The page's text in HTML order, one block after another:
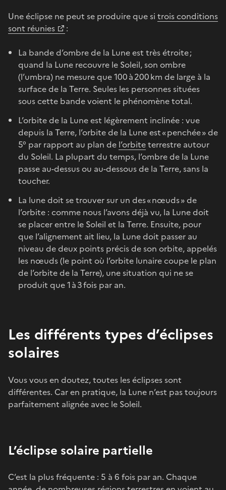
Une éclipse ne peut se produire que si trois conditions
sont réunies
:
La bande d’ombre de la Lune est très étroite ;
quand la Lune recouvre le Soleil, son ombre
(l’umbra) ne mesure que 100 à 200 km de large à la
surface de la Terre. Seules les personnes situées
sous cette bande voient le phénomène total.
L’orbite de la Lune est légèrement inclinée : vue
depuis la Terre, l’orbite de la Lune est « penchée » de
5° par rapport au plan de l’orbiteterrestre autour
du Soleil. La plupart du temps, l’ombre de la Lune
passe au-dessus ou au-dessous de la Terre, sans la
toucher.
La lune doit se trouver sur un des « nœuds » de
l’orbite : comme nous l’avons déjà vu, la Lune doit
se placer entre le Soleil et la Terre. Ensuite, pour
que l’alignement ait lieu, la Lune doit passer au
niveau de deux points précis de son orbite, appelés
les nœuds (le point où l’orbite lunaire coupe le plan
de l’orbite de la Terre), une situation qui ne se
produit que 1 à 3 fois par an.
Les différents types d’éclipses
solaires
Vous vous en doutez, toutes les éclipses sont
différentes. Car en pratique, la Lune n’est pas toujours
parfaitement alignée avec le Soleil.
L’éclipse solaire partielle
C’est la plus fréquente : 5 à 6 fois par an. Chaque